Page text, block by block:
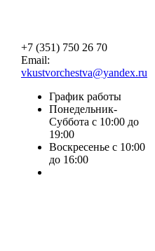
+7 (351) 750 26 70
Email:
vkustvorchestva@yandex.ru
График работы
Понедельник-
Суббота с 10:00 до
19:00
Воскресенье с 10:00
до 16:00